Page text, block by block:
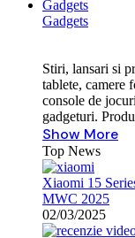
Gadgets
Gadgets
Stiri, lansari si
tablete, camere
console de
gadgeturi.
Show More
Top News
Xiaomi 15
MWC 2025
02/03/2025